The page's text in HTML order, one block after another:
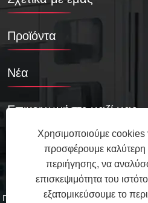
Προϊόντα
Νέα
Επικοινωνήστε μαζί μας
Πνευματικά δικαιώματα © 2025
Χρησιμοποιούμε cookies
προσφέρουμε καλύτερη
περιήγησης, να
επισκεψιμότητα του
εξατομικεύσουμε το